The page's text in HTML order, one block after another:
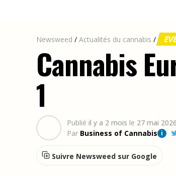
Newsweed / Actualités du cannabis /
Cannabis
1
Publié il y a 2 mois le 27 mai 2026
Par Business of Cannabis i
Suivre Newsweed sur Google